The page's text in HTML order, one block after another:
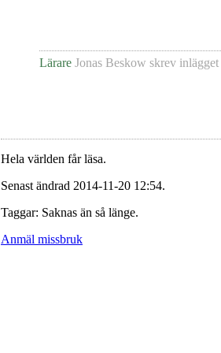
Lärare Jonas Beskow skrev inlägget
Hela världen får läsa.
Senast ändrad 2014-11-20 12:54.
Taggar: Saknas än så länge.
Anmäl missbruk